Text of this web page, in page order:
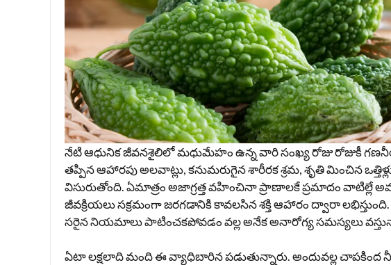
నేటి ఆధునిక జీవనశైలిలో మధుమేహం ఉన్న వారి సంఖ్య రోజు రోజుకీ
తప్పిన ఆహారపు అలవాట్లు, కనుమరుగైన శారీరక శ్రమ, శృతి మించిన
విసురుతోంది. ఏమాత్రం అజాగ్రత్త వహించినా ప్రాణాలకే ప్రమాదం
జీవక్రియలు సక్రమంగా జరగడానికి కావలసిన శక్తి ఆహారం ద్వారా
సరైన నియమాలు పాటించకపోవడం వల్ల అనేక అనారోగ్య సమస్యలు
ఏటా లక్షలాది మంది ఈ వ్యాధిబారిన పడుతున్నారు. అందువల్ల